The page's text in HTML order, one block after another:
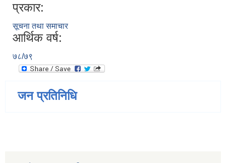
प्रकार:
सूचना तथा समाचार
आर्थिक वर्ष:
७८/७९
जन प्रतिनिधि